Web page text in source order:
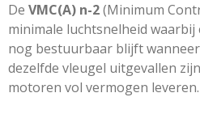
De VMC(A) n-2(Minimum
minimale luchtsnelheid
nog bestuurbaar blijft
dezelfde vleugel uitgevallen
motoren vol vermogen leveren.